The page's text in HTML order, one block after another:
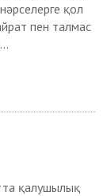
қол
пен талмас
қалушылық